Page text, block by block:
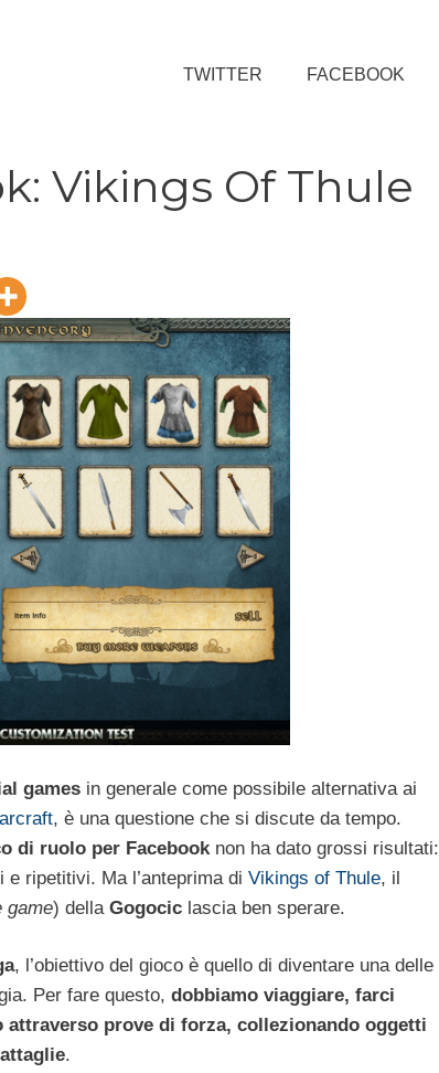
TWITTER FACEBOOK
Vikings Of Thule
games in generale come possibile alternativa ai
, è una questione che si discute da tempo.
di ruolo per Facebooknon ha dato grossi risultati:
e ripetitivi. Ma l’anteprima di Vikings of Thule, il
game) della Gogocic lascia ben sperare.
, l’obiettivo del gioco è quello di diventare una delle
Per fare questo, dobbiamo viaggiare, farci
prove di forza, collezionando oggetti
.